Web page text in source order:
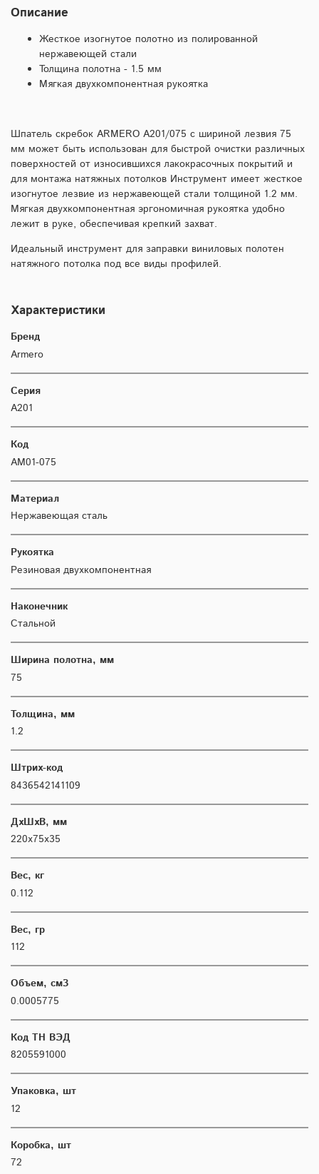
Описание
Жесткое изогнутое полотно из полированной
нержавеющей стали
Толщина полотна - 1.5 мм
Мягкая двухкомпонентная рукоятка
Шпатель скребок ARMERO A201/075 с шириной лезвия 75
мм может быть использован для быстрой очистки различных
поверхностей от износившихся лакокрасочных покрытий и
для монтажа натяжных потолков Инструмент имеет жесткое
изогнутое лезвие из нержавеющей стали толщиной 1.2 мм.
Мягкая двухкомпонентная эргономичная рукоятка удобно
лежит в руке, обеспечивая крепкий захват.
Идеальный инструмент для заправки виниловых полотен
натяжного потолка под все виды профилей.
Характеристики
Бренд
Armero
Серия
A201
Код
AM01-075
Материал
Нержавеющая сталь
Рукоятка
Резиновая двухкомпонентная
Наконечник
Стальной
Ширина полотна, мм
75
Толщина, мм
1.2
Штрих-код
8436542141109
ДхШхВ, мм
220х75х35
Вес, кг
0.112
Вес, гр
112
Объем, см3
0.0005775
Код ТН ВЭД
8205591000
Упаковка, шт
12
Коробка, шт
72